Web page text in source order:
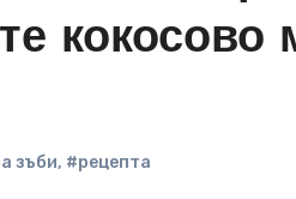
кокосово
зъби, #рецепта